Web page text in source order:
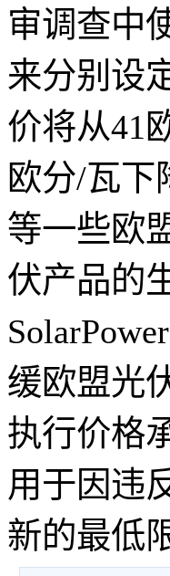
审调查中
来分别设
价将从41
欧分/瓦下
等一些欧
伏产品的
缓欧盟光
执行价格
用于因违
新的最低